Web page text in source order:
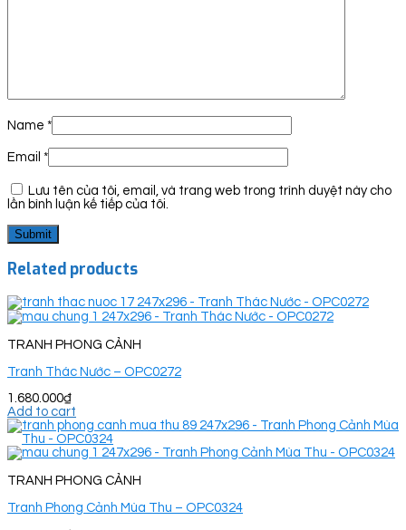
Name *
Email *
Lưu tên của tôi, email, và trang web trong trình duyệt này cho
lần bình luận kế tiếp của tôi.
Related products
TRANH PHONG CẢNH
Tranh Thác Nước – OPC0272
1.680.000₫
Add to cart
TRANH PHONG CẢNH
Tranh Phong Cảnh Mùa Thu – OPC0324